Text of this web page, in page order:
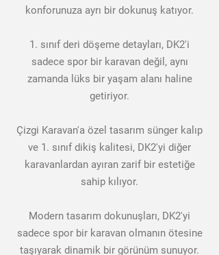
konforunuza ayrı bir dokunuş katıyor.
1. sınıf deri döşeme detayları, DK2'i
sadece spor bir karavan değil, aynı
zamanda lüks bir yaşam alanı haline
getiriyor.
Çizgi Karavan'a özel tasarım sünger kalıp
ve 1. sınıf dikiş kalitesi, DK2'yi diğer
karavanlardan ayıran zarif bir estetiğe
sahip kılıyor.
Modern tasarım dokunuşları, DK2'yi
sadece spor bir karavan olmanın ötesine
taşıyarak dinamik bir görünüm sunuyor.